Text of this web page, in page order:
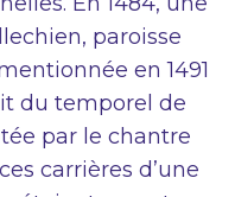
paroisse
en 1491
du temporel de
par le chantre
carrières d’une